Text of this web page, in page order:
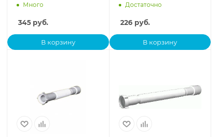
Много
345 руб.
В корзину
Достаточно
226руб.
В корзину